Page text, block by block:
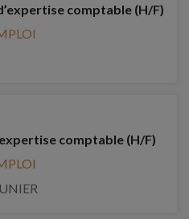
comptable (H/F)
comptable (H/F)